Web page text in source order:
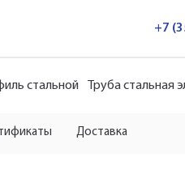
+7
стальной Труба стальная
Доставка